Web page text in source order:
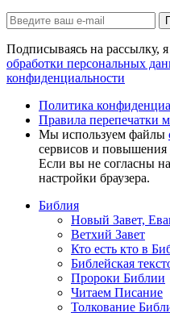
Подписываясь на рассылку,
обработки персональных
конфиденциальности
Политика
Правила перепечатки
Мы используем файлы
сервисов и повышения
Если вы не согласны
настройки браузера.
Библия
Новый Завет,
Ветхий Завет
Кто есть кто в
Библейская
Пророки Библии
Читаем Писание
Толкование